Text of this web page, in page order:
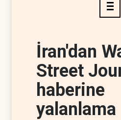
İran'dan
Street
haberine
yalanlama